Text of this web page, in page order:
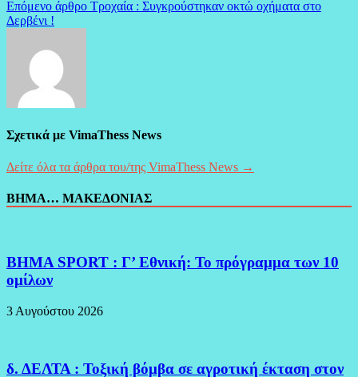
άρθρων
Επόμενο άρθρο Τροχαία : Συγκρούστηκαν οκτώ οχήματα στο
Δερβένι !
Σχετικά με VimaThess News
Δείτε όλα τα άρθρα του/της VimaThess News →
ΒΗΜΑ… ΜΑΚΕΔΟΝΙΑΣ
BHMA SPORT : Γ’ Εθνική: Το πρόγραμμα των 10
ομίλων
3 Αυγούστου 2026
δ. ΔΕΛΤΑ : Τοξική βόμβα σε αγροτική έκταση στον